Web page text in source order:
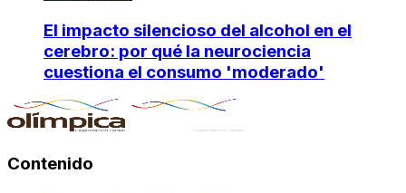
El impacto silencioso del alcohol en el
cerebro: por qué la neurociencia
cuestiona el consumo 'moderado'
Contenido